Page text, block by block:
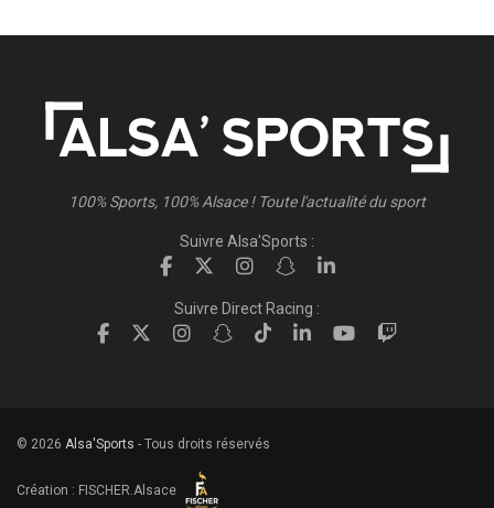
100% Sports, 100% Alsace ! Toute l'actualité du sport
Suivre Alsa'Sports :
Suivre Direct Racing :
© 2026 Alsa'Sports - Tous droits réservés
Création : FISCHER.Alsace